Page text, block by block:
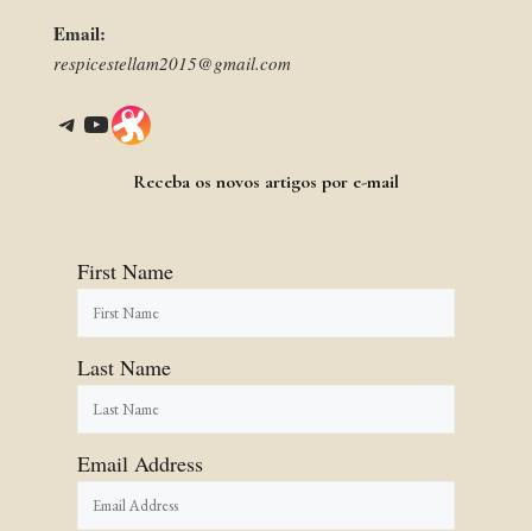
Email:
respicestellam2015@gmail.com
Telegram YouTube Link
Receba os novos artigos por e-mail
First Name
Last Name
Email Address